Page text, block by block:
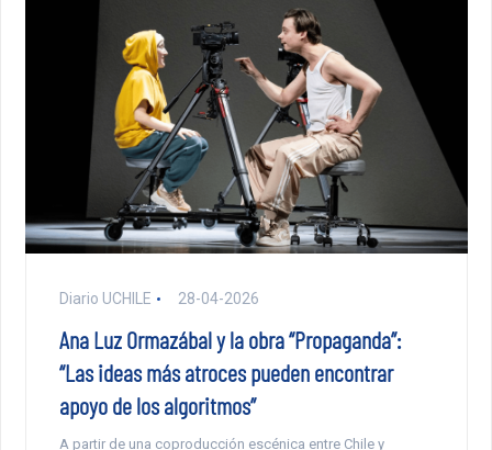
Diario UCHILE 28-04-2026
Ana Luz Ormazábal y la obra “Propaganda”:
“Las ideas más atroces pueden encontrar
apoyo de los algoritmos”
A partir de una coproducción escénica entre Chile y